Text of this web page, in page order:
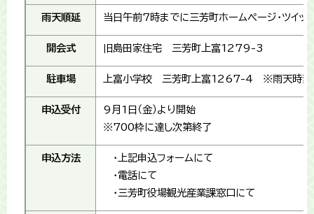
雨天順延 当日午前7時までに三芳町ホームページ・ツイッ
開会式 旧島田家住宅 三芳町上富1279-3
駐車場 上富小学校 三芳町上富1267-4 ※雨天時変
申込受付
9月1日（金）より開始
※700枠に達し次第終了
申込方法
・上記申込フォームにて
・電話にて
・三芳町役場観光産業課窓口にて